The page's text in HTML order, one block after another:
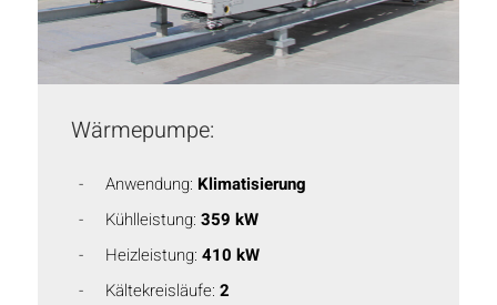
Wärmepumpe:
Anwendung: Klimatisierung
Kühlleistung: 359 kW
Heizleistung: 410 kW
Kältekreisläufe: 2